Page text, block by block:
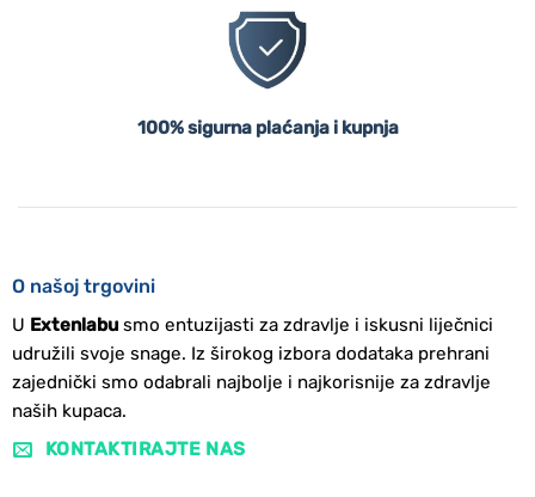
100% sigurna plaćanja i kupnja
O našoj trgovini
U Extenlabusmo entuzijasti za zdravlje i iskusni liječnici
udružili svoje snage. Iz širokog izbora dodataka prehrani
zajednički smo odabrali najbolje i najkorisnije za zdravlje
naših kupaca.
KONTAKTIRAJTE NAS